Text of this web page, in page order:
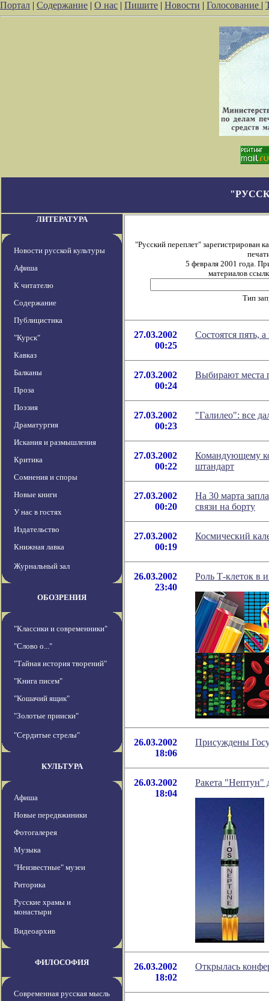
Портал | Содержание | О нас | Пишите | Новости | Голосование |
ЛИТЕРАТУРА
Новости русской культуры
Афиша
К читателю
Содержание
Публицистика
"Курск"
Кавказ
Балканы
Проза
Поэзия
Драматургия
Искания и размышления
Критика
Сомнения и споры
Новые книги
У нас в гостях
Издательство
Книжная лавка
Журнальный зал
ОБОЗРЕНИЯ
"Классики и современники"
"Слово о..."
"Тайная история творений"
"Книга писем"
"Кошачий ящик"
"Золотые прииски"
"Сердитые стрелы"
КУЛЬТУРА
Афиша
Новые передвжиники
Фотогалерея
Музыка
"Неизвестные" музеи
Риторика
Русские храмы и
монастыри
Видеоархив
ФИЛОСОФИЯ
Современная русская мысль
"Русский переплет" зарегистрирован
5 февраля 2001 года.
материалов
Тип
27.03.2002
00:25
Состоятся пять,
27.03.2002
00:24
Выбирают места
27.03.2002
00:23
"Галилео": все
27.03.2002
00:22
Командующему
штандарт
27.03.2002
00:20
На 30 марта
связи на борту
27.03.2002
00:19
Космический
26.03.2002
23:40
Роль Т-клеток в
26.03.2002
18:06
Присуждены
26.03.2002
18:04
Ракета "Нептун"
26.03.2002
18:02
Открылась